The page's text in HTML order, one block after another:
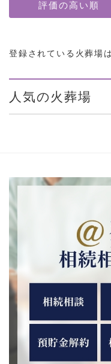
登録されている火葬場
人気の火葬場